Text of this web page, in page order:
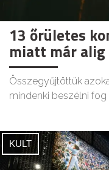
13 őrületes
miatt már
Összegyűjtöttük
mindenki beszélni
KULT